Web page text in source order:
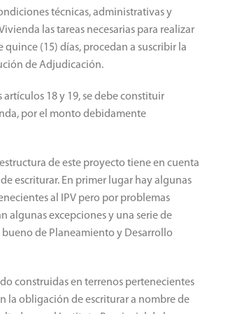
técnicas, administrativas y
las tareas necesarias para realizar
(15) días, procedan a suscribir la
18 y 19, se debe constituir
por el monto debidamente
de este proyecto tiene en cuenta
escriturar. En primer lugar hay algunas
al IPV pero por problemas
algunas excepciones y una serie de
de Planeamiento y Desarrollo
construidas en terrenos pertenecientes